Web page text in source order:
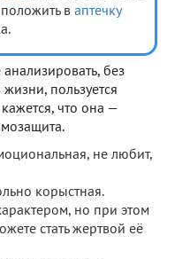
в аптечку
без
пользуется
что она —
не любит,
корыстная.
но при этом
стать жертвой её